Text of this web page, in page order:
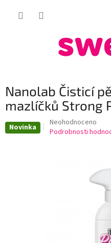
Nanolab Čisticí
mazlíčků Strong
Novinka
Průměrné
hodnocení
Neohodnoceno
Podrobnosti